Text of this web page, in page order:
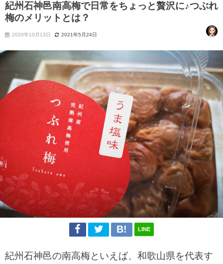
紀州石神邑南高梅で日常をちょっと贅沢に♪つぶれ
梅のメリットとは？
2020年10月13日 2021年5月24日
LINE
紀州石神邑の南高梅といえば、和歌山県を代表す